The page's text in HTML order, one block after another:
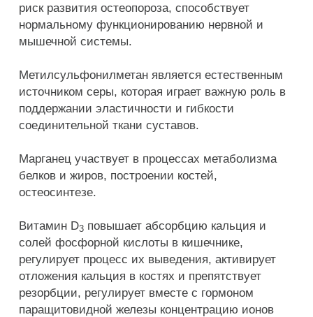
риск развития остеопороза, способствует
нормальному функционированию нервной и
мышечной системы.
Метилсульфонилметан является естественным
источником серы, которая играет важную роль в
поддержании эластичности и гибкости
соединительной ткани суставов.
Марганец участвует в процессах метаболизма
белков и жиров, построении костей,
остеосинтезе.
Витамин D3 повышает абсорбцию кальция и
солей фосфорной кислоты в кишечнике,
регулирует процесс их выведения, активирует
отложения кальция в костях и препятствует
резорбции, регулирует вместе с гормоном
паращитовидной железы концентрацию ионов